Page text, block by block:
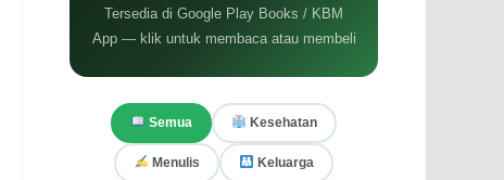
Tersedia di Google Play Books / KBM
App — klik untuk membaca atau membeli
Semua Kesehatan
Menulis Keluarga